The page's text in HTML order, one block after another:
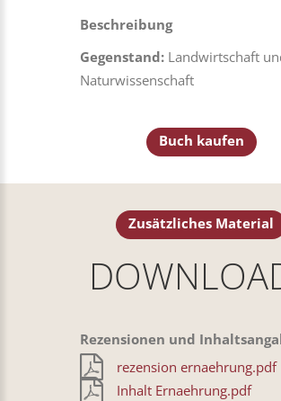
Beschreibung
Gegenstand: Landwirtschaft
Naturwissenschaft
Buch kaufen
Zusätzliches Material
Rezensionen und
rezension ernaehrung.pdf
Inhalt Ernaehrung.pdf